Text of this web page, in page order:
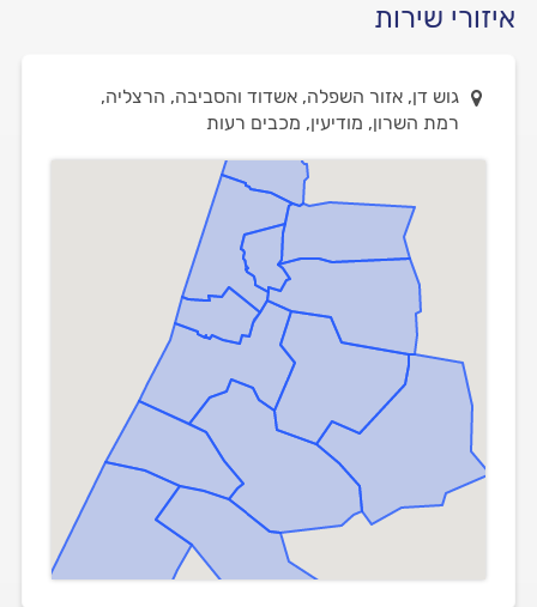
איזורי שירות
גוש דן, אזור השפלה, אשדוד והסביבה, הרצליה,
רמת השרון, מודיעין, מכבים רעות